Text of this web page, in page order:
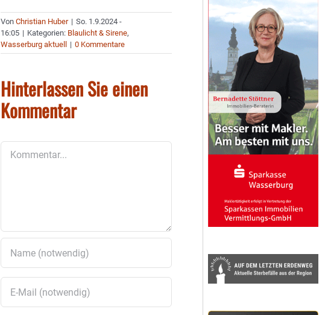
VonChristian Huber | So. 1.9.2024 -
16:05 | Kategorien: Blaulicht & Sirene,
Wasserburg aktuell
| 0 Kommentare
Hinterlassen Sie einen
Kommentar